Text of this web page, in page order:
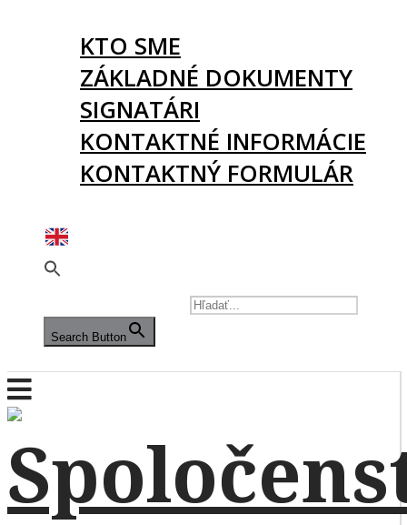
KTO SME
ZÁKLADNÉ DOKUMENTY
SIGNATÁRI
KONTAKTNÉ INFORMÁCIE
KONTAKTNÝ FORMULÁR
Search Button